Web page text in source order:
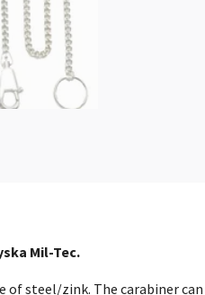
Mil-Tec.
of steel/zink. The carabiner